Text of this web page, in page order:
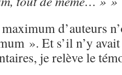
d’auteurs
». Et s’il n’y
je relève le